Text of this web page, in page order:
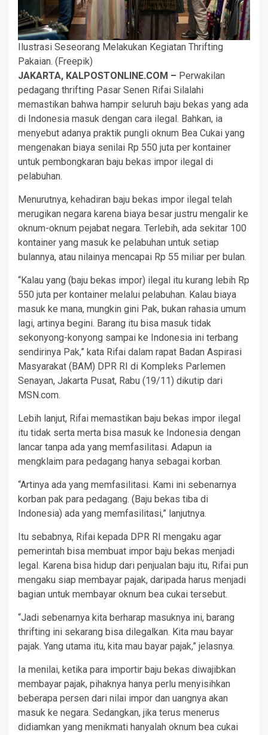
Ilustrasi Seseorang Melakukan Kegiatan Thrifting
Pakaian. (Freepik)
JAKARTA, KALPOSTONLINE.COM – Perwakilan
pedagang thrifting Pasar Senen Rifai Silalahi
memastikan bahwa hampir seluruh baju bekas yang ada
di Indonesia masuk dengan cara ilegal. Bahkan, ia
menyebut adanya praktik pungli oknum Bea Cukai yang
mengenakan biaya senilai Rp 550 juta per kontainer
untuk pembongkaran baju bekas impor ilegal di
pelabuhan.
Menurutnya, kehadiran baju bekas impor ilegal telah
merugikan negara karena biaya besar justru mengalir ke
oknum-oknum pejabat negara. Terlebih, ada sekitar 100
kontainer yang masuk ke pelabuhan untuk setiap
bulannya, atau nilainya mencapai Rp 55 miliar per bulan.
“Kalau yang (baju bekas impor) ilegal itu kurang lebih Rp
550 juta per kontainer melalui pelabuhan. Kalau biaya
masuk ke mana, mungkin gini Pak, bukan rahasia umum
lagi, artinya begini. Barang itu bisa masuk tidak
sekonyong-konyong sampai ke Indonesia ini terbang
sendirinya Pak,” kata Rifai dalam rapat Badan Aspirasi
Masyarakat (BAM) DPR RI di Kompleks Parlemen
Senayan, Jakarta Pusat, Rabu (19/11) dikutip dari
MSN.com.
Lebih lanjut, Rifai memastikan baju bekas impor ilegal
itu tidak serta merta bisa masuk ke Indonesia dengan
lancar tanpa ada yang memfasilitasi. Adapun ia
mengklaim para pedagang hanya sebagai korban.
“Artinya ada yang memfasilitasi. Kami ini sebenarnya
korban pak para pedagang. (Baju bekas tiba di
Indonesia) ada yang memfasilitasi,” lanjutnya.
Itu sebabnya, Rifai kepada DPR RI mengaku agar
pemerintah bisa membuat impor baju bekas menjadi
legal. Karena bisa hidup dari penjualan baju itu, Rifai pun
mengaku siap membayar pajak, daripada harus menjadi
bagian untuk membayar oknum bea cukai tersebut.
“Jadi sebenarnya kita berharap masuknya ini, barang
thrifting ini sekarang bisa dilegalkan. Kita mau bayar
pajak. Yang utama itu, kita mau bayar pajak,” jelasnya.
Ia menilai, ketika para importir baju bekas diwajibkan
membayar pajak, pihaknya hanya perlu menyisihkan
beberapa persen dari nilai impor dan uangnya akan
masuk ke negara. Sedangkan, jika terus menerus
didiamkan yang menikmati hanyalah oknum bea cukai